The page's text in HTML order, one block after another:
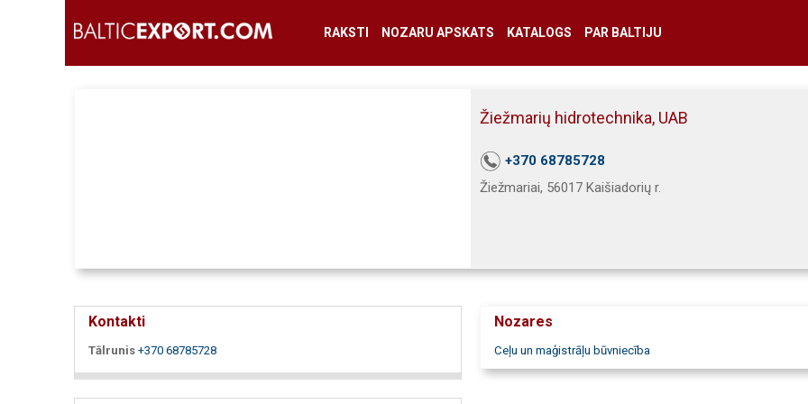
RAKSTI NOZARU APSKATS KATALOGS PAR BALTIJU
Žiežmarių hidrotechnika, UAB
+370 68785728
Žiežmariai, 56017 Kaišiadorių r.
Kontakti
Tālrunis +370 68785728
Nozares
Ceļu un maģistrāļu būvniecība